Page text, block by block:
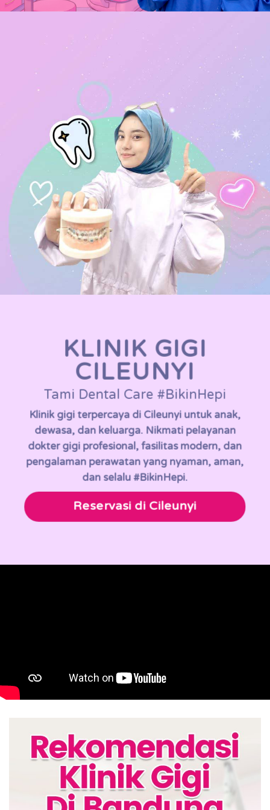
KLINIK GIGI
CILEUNYI
Tami Dental Care #BikinHepi
Klinik gigi terpercaya di Cileunyi untuk anak,
dewasa, dan keluarga. Nikmati pelayanan
dokter gigi profesional, fasilitas modern, dan
pengalaman perawatan yang nyaman, aman,
dan selalu #BikinHepi.
Reservasi di Cileunyi